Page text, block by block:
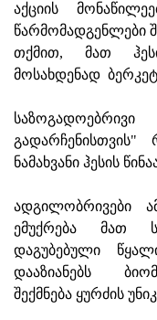
აქციის
წარმომადგენლები
თქმით, მათ
მოსახდენად
გადარჩენისთვის"
ნამახვანი ჰესის
ადგილობრივები
ემუქრება მათ
დაგუბებული
დააზიანებს
შექმნება ყურძის